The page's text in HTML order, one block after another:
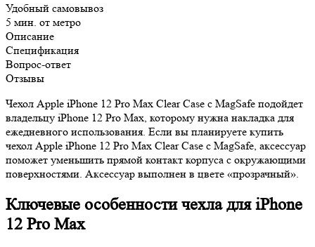
Удобный самовывоз
5 мин. от метро
Описание
Спецификация
Вопрос-ответ
Отзывы
Чехол Apple iPhone 12 Pro Max Clear Case c MagSafe подойдет
владельцу iPhone 12 Pro Max, которому нужна накладка для
ежедневного использования. Если вы планируете купить
чехол Apple iPhone 12 Pro Max Clear Case c MagSafe, аксессуар
поможет уменьшить прямой контакт корпуса с окружающими
поверхностями. Аксессуар выполнен в цвете «прозрачный».
Ключевые особенности чехла для iPhone
12 Pro Max